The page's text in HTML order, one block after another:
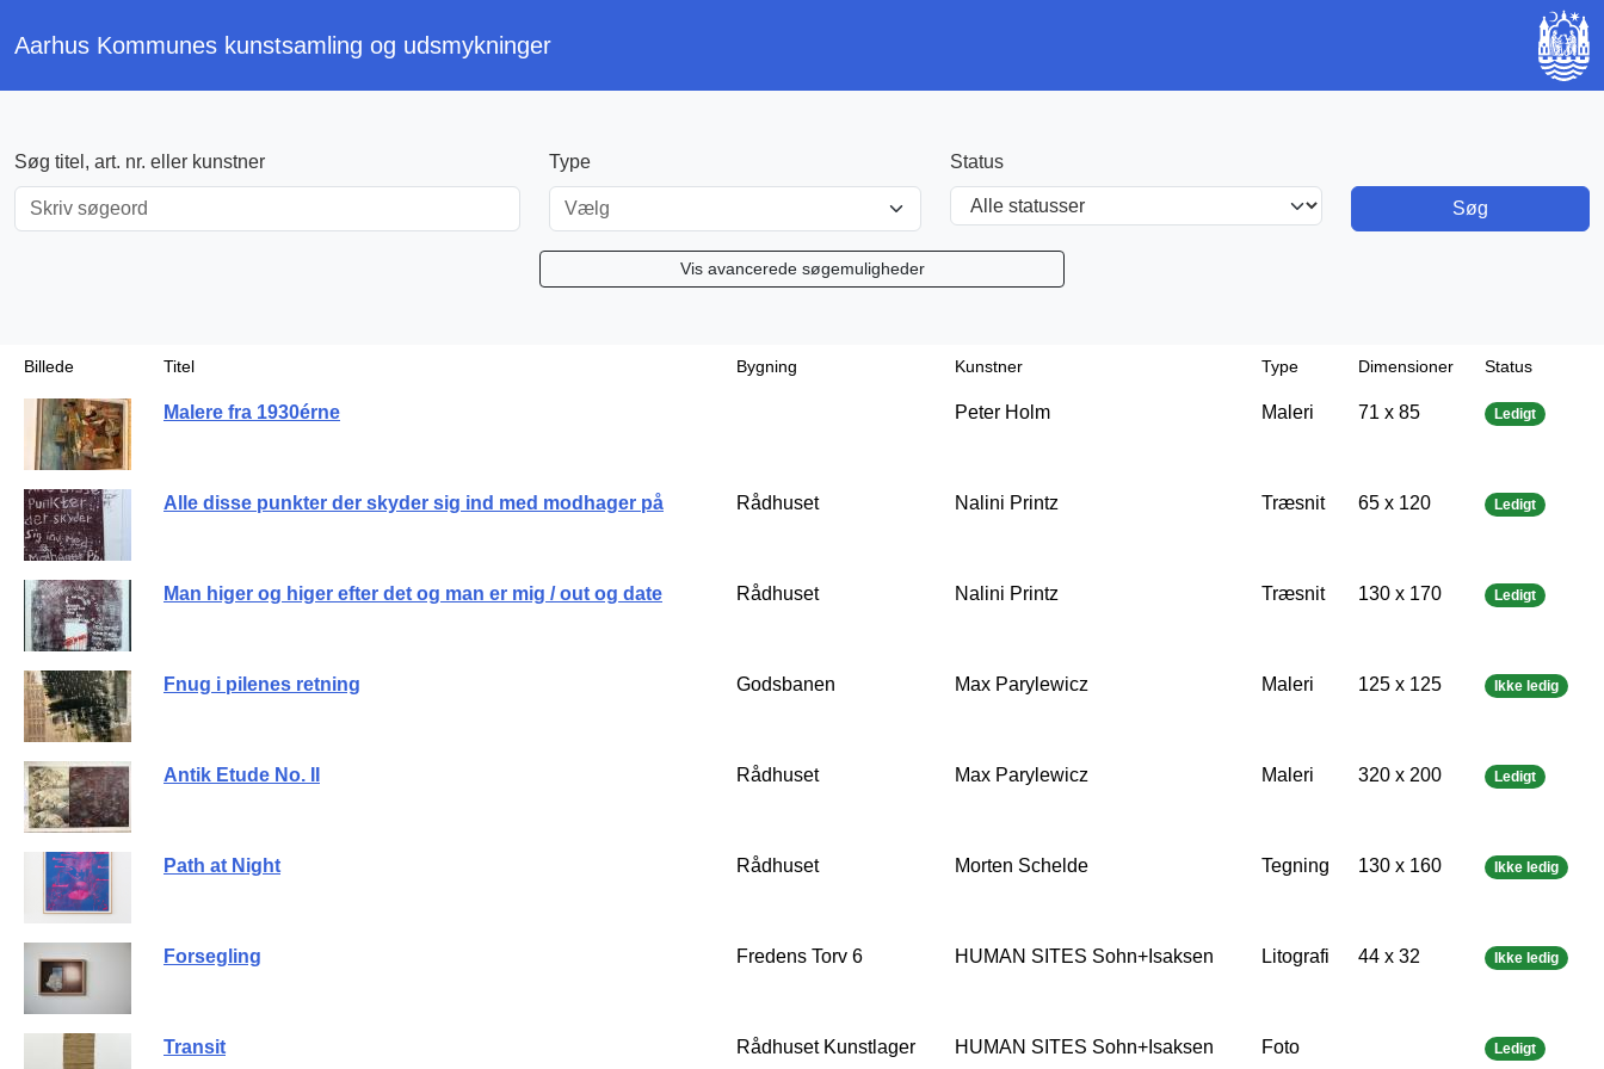
Aarhus Kommunes kunstsamling og udsmykninger
Søg titel, art. nr. eller kunstner Type
Vælg
Status
Søg
Vis avancerede søgemuligheder
Billede Titel Bygning Kunstner Type Dimensioner Status
Malere fra 1930érne Peter Holm Maleri 71 x 85 Ledigt
Alle disse punkter der skyder sig ind med modhager på Rådhuset Nalini Printz Træsnit 65 x 120 Ledigt
Man higer og higer efter det og man er mig / out og date Rådhuset Nalini Printz Træsnit 130 x 170 Ledigt
Fnug i pilenes retning Godsbanen Max Parylewicz Maleri 125 x 125 Ikke ledig
Antik Etude No. II Rådhuset Max Parylewicz Maleri 320 x 200 Ledigt
Path at Night Rådhuset Morten Schelde Tegning 130 x 160 Ikke ledig
Forsegling Fredens Torv 6 HUMAN SITES Sohn+Isaksen Litografi 44 x 32 Ikke ledig
Transit Rådhuset Kunstlager HUMAN SITES Sohn+Isaksen Foto Ledigt